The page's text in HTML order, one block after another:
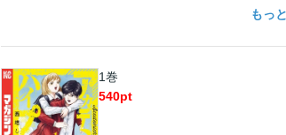
るのは頭脳と行動力！ 一般人の二人組が不良高
良が集う「私立無間高校」！ それぞれの目的の
想像をはるかに超えた地獄だった!? 金なし!!
関不良高校でトップを目指す、別マガ史上最もク
もっ
1巻
540pt